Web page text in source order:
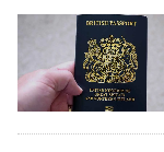
時
專